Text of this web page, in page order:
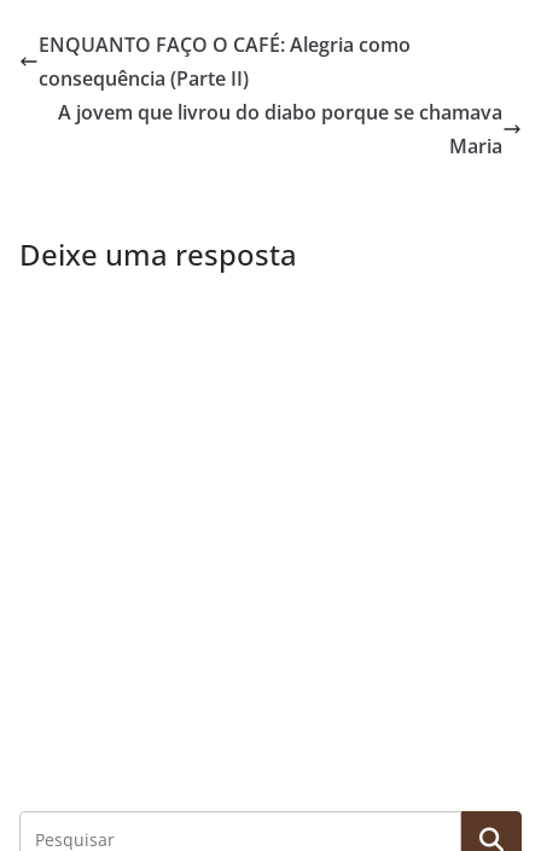
ENQUANTO FAÇO O CAFÉ: Alegria como
consequência (Parte II)
A jovem que livrou do diabo porque se chamava
Maria
Deixe uma resposta